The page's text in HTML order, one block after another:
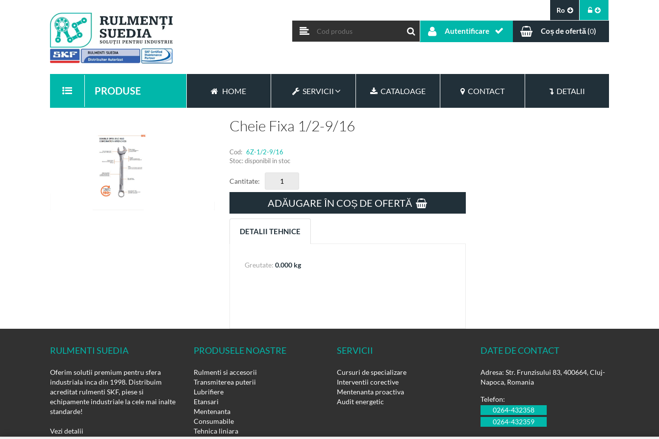
Ro
Autentificare Coș de ofertă (0)
PRODUSE HOME SERVICII CATALOAGE CONTACT DETALII
Cheie Fixa 1/2-9/16
Cod: 6Z-1/2-9/16
Stoc: disponibil in stoc
Cantitate:
ADĂUGARE ÎN COȘ DE OFERTĂ
DETALII TEHNICE
Greutate: 0.000 kg
RULMENTI SUEDIA
Oferim solutii premium pentru sfera
industriala inca din 1998. Distribuim
acreditat rulmenti SKF, piese si
echipamente industriale la cele mai inalte
standarde!
Vezi detalii
PRODUSELE NOASTRE
Rulmenti si accesorii
Transmiterea puterii
Lubrifiere
Etansari
Mentenanta
Consumabile
Tehnica liniara
SERVICII
Cursuri de specializare
Interventii corective
Mentenanta proactiva
Audit energetic
DATE DE CONTACT
Adresa: Str. Frunzisului 83, 400664, Cluj-
Napoca, Romania
Telefon:
0264-432358
0264-432359